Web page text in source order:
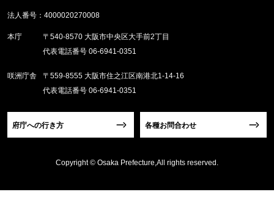
法人番号：4000020270008
本庁
〒540-8570 大阪市中央区大手前2丁目
代表電話番号 06-6941-0351
咲洲庁舎
〒559-8555 大阪市住之江区南港北1-14-16
代表電話番号 06-6941-0351
府庁への行き方 各種お問合わせ
Copyright © Osaka Prefecture,All rights reserved.